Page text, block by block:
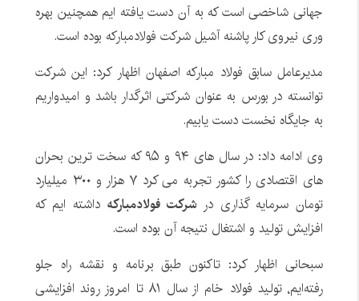
جهانی شاخصی است که به آن دست یافته ایم همچنین بهره
وری نیروی کار پاشنه آشیل شرکت فولادمبارکه بوده است.
مدیرعامل سابق فولاد مبارکه اصفهان اظهار کرد: این شرکت
توانسته در بورس به عنوان شرکتی اثرگدار باشد و امیدواریم
به جایگاه نخست دست یابیم.
وی ادامه داد: در سال های ۹۴ و ۹۵ که سخت ترین بحران
های اقتصادی را کشور تجربه می کرد ۷ هزار و ۳۰۰ میلیارد
تومان سرمایه گذاری در شرکت فولادمبارکه داشته ایم که
افزایش تولید و اشتغال نتیجه آن بوده است.
سبحانی اظهار کرد: تاکنون طبق برنامه و نقشه راه جلو
رفته‌ایم٬ تولید فولاد خام از سال ۸۱ تا امروز روند افزایشی